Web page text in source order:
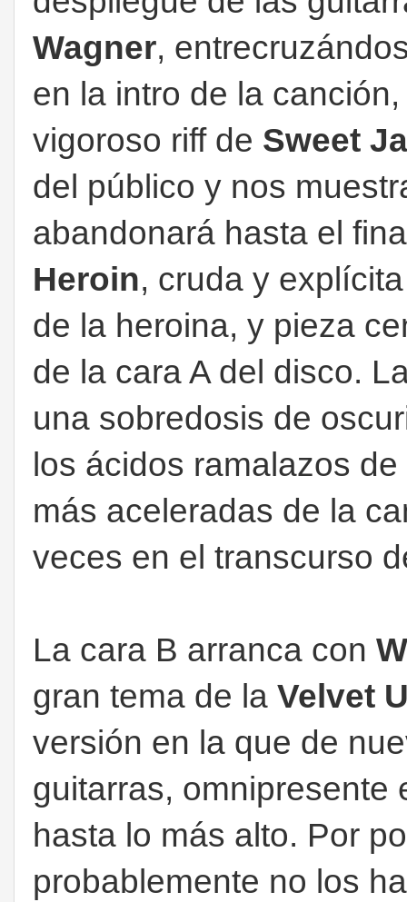
Wagner,
en la intro de la
vigoroso riff de Sweet
del público y nos
abandonará hasta el
Heroin, cruda y
de la heroina, y pieza
de la cara A del disco.
una sobredosis de
los ácidos ramalazos
más aceleradas de la
veces en el transcurso
La cara B arranca con
gran tema de la Velvet
versión en la que de
guitarras, omnipresente
hasta lo más alto. Por
probablemente no los